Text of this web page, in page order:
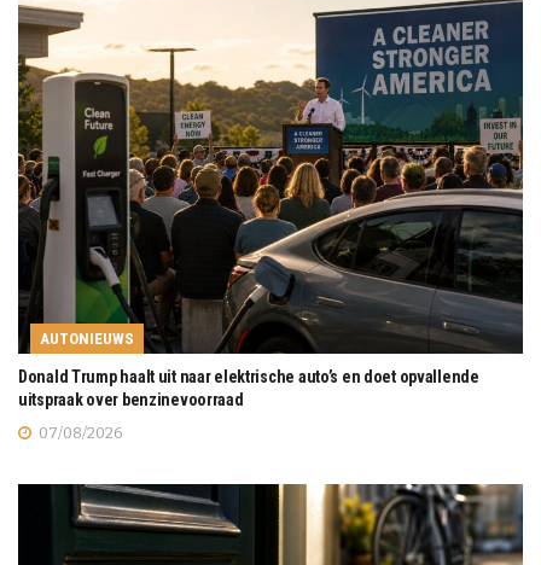
AUTONIEUWS
Donald Trump haalt uit naar elektrische auto’s en doet opvallende
uitspraak over benzinevoorraad
07/08/2026